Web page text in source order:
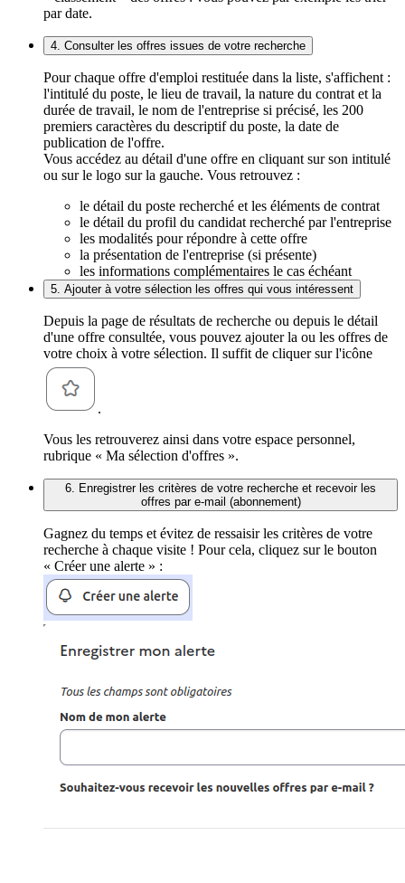
par date.
4. Consulter les offres issues de votre recherche
Pour chaque offre d'emploi restituée dans la liste, s'affichent :
l'intitulé du poste, le lieu de travail, la nature du contrat et la
durée de travail, le nom de l'entreprise si précisé, les 200
premiers caractères du descriptif du poste, la date de
publication de l'offre.
Vous accédez au détail d'une offre en cliquant sur son intitulé
ou sur le logo sur la gauche. Vous retrouvez :
le détail du poste recherché et les éléments de contrat
le détail du profil du candidat recherché par l'entreprise
les modalités pour répondre à cette offre
la présentation de l'entreprise (si présente)
les informations complémentaires le cas échéant
5. Ajouter à votre sélection les offres qui vous intéressent
Depuis la page de résultats de recherche ou depuis le détail
d'une offre consultée, vous pouvez ajouter la ou les offres de
votre choix à votre sélection. Il suffit de cliquer sur l'icône
.
Vous les retrouverez ainsi dans votre espace personnel,
rubrique « Ma sélection d'offres ».
6. Enregistrer les critères de votre recherche et recevoir les
offres par e-mail (abonnement)
Gagnez du temps et évitez de ressaisir les critères de votre
recherche à chaque visite ! Pour cela, cliquez sur le bouton
« Créer une alerte » :